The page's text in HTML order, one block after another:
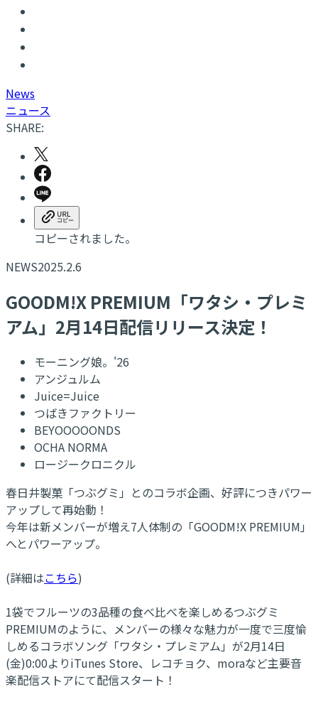
News
ニュース
SHARE:
コピーされました。
NEWS2025.2.6
GOODM!X PREMIUM「ワタシ・プレミ
アム」2月14日配信リリース決定！
モーニング娘。'26
アンジュルム
Juice=Juice
つばきファクトリー
BEYOOOOONDS
OCHA NORMA
ロージークロニクル
春日井製菓「つぶグミ」とのコラボ企画、好評につきパワー
アップして再始動！
今年は新メンバーが増え7人体制の「GOODM!X PREMIUM」
へとパワーアップ。
(詳細はこちら)
1袋でフルーツの3品種の食べ比べを楽しめるつぶグミ
PREMIUMのように、メンバーの様々な魅力が一度で三度愉
しめるコラボソング「ワタシ・プレミアム」が2月14日
(金)0:00よりiTunes Store、レコチョク、moraなど主要音
楽配信ストアにて配信スタート！